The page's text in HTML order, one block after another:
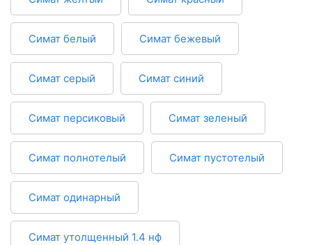
Симат белый Симат бежевый
Симат серый Симат синий
Симат персиковый Симат зеленый
Симат полнотелый Симат пустотелый
Симат одинарный
Симат утолщенный 1.4 нф